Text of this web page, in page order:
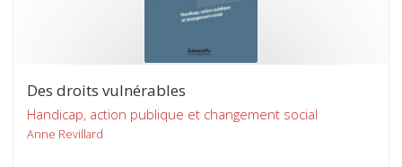
Des droits vulnérables
Handicap, action publique et changement social
Anne Revillard